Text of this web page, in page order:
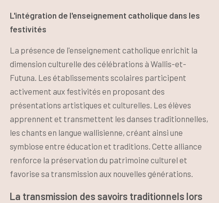
L'intégration de l'enseignement catholique dans les
festivités
La présence de l'enseignement catholique enrichit la
dimension culturelle des célébrations à Wallis-et-
Futuna. Les établissements scolaires participent
activement aux festivités en proposant des
présentations artistiques et culturelles. Les élèves
apprennent et transmettent les danses traditionnelles,
les chants en langue wallisienne, créant ainsi une
symbiose entre éducation et traditions. Cette alliance
renforce la préservation du patrimoine culturel et
favorise sa transmission aux nouvelles générations.
La transmission des savoirs traditionnels lors